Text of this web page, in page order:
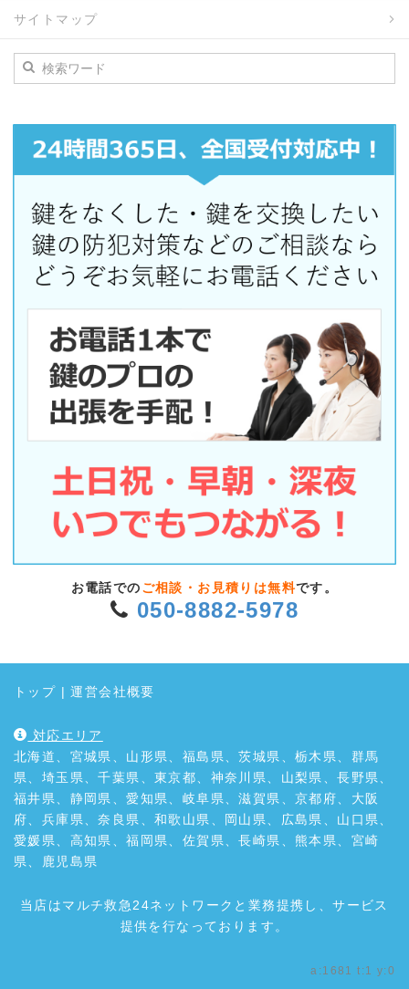
サイトマップ
お電話での ご相談・お見積りは無料です。
050-8882-5978
トップ |運営会社概要
対応エリア
北海道、宮城県、山形県、福島県、茨城県、栃木県、群馬
県、埼玉県、千葉県、東京都、神奈川県、山梨県、長野県、
福井県、静岡県、愛知県、岐阜県、滋賀県、京都府、大阪
府、兵庫県、奈良県、和歌山県、岡山県、広島県、山口県、
愛媛県、高知県、福岡県、佐賀県、長崎県、熊本県、宮崎
県、鹿児島県
当店はマルチ救急24ネットワークと業務提携し、サービス
提供を行なっております。
a:1681 t:1 y:0